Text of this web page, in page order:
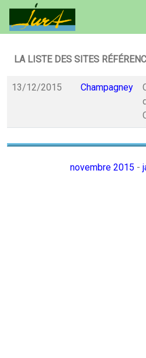
LA LISTE DES SITES
13/12/2015 Champagney
novembre 2015 -